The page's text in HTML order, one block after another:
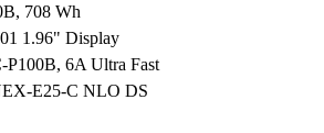
708 Wh
1.96" Display
6A Ultra Fast
E25-C NLO DS